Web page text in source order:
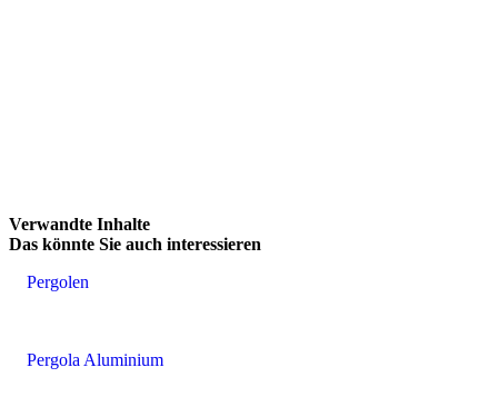
Verwandte Inhalte
Das könnte Sie auch interessieren
Pergolen
Pergola Aluminium